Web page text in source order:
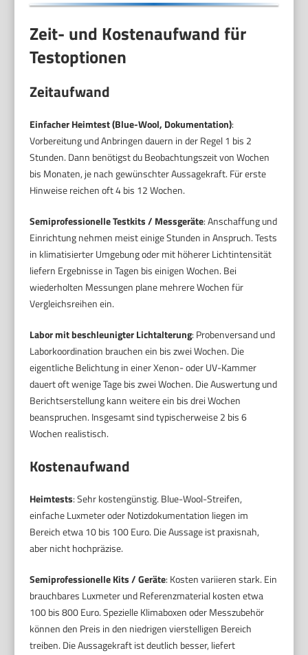
Zeit- und Kostenaufwand für
Testoptionen
Zeitaufwand
Einfacher Heimtest (Blue-Wool, Dokumentation):
Vorbereitung und Anbringen dauern in der Regel 1 bis 2
Stunden. Dann benötigst du Beobachtungszeit von Wochen
bis Monaten, je nach gewünschter Aussagekraft. Für erste
Hinweise reichen oft 4 bis 12 Wochen.
Semiprofessionelle Testkits / Messgeräte: Anschaffung und
Einrichtung nehmen meist einige Stunden in Anspruch. Tests
in klimatisierter Umgebung oder mit höherer Lichtintensität
liefern Ergebnisse in Tagen bis einigen Wochen. Bei
wiederholten Messungen plane mehrere Wochen für
Vergleichsreihen ein.
Labor mit beschleunigter Lichtalterung: Probenversand und
Laborkoordination brauchen ein bis zwei Wochen. Die
eigentliche Belichtung in einer Xenon- oder UV-Kammer
dauert oft wenige Tage bis zwei Wochen. Die Auswertung und
Berichtserstellung kann weitere ein bis drei Wochen
beanspruchen. Insgesamt sind typischerweise 2 bis 6
Wochen realistisch.
Kostenaufwand
Heimtests: Sehr kostengünstig. Blue-Wool-Streifen,
einfache Luxmeter oder Notizdokumentation liegen im
Bereich etwa 10 bis 100 Euro. Die Aussage ist praxisnah,
aber nicht hochpräzise.
Semiprofessionelle Kits / Geräte: Kosten variieren stark. Ein
brauchbares Luxmeter und Referenzmaterial kosten etwa
100 bis 800 Euro. Spezielle Klimaboxen oder Messzubehör
können den Preis in den niedrigen vierstelligen Bereich
treiben. Die Aussagekraft ist deutlich besser, liefert